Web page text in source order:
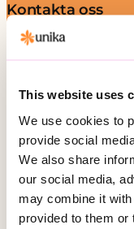
This website uses
We use cookies to
provide social
We also share
our social media,
may combine it
provided to them or
Kontakta oss
Telefon:010-161 54 51
Hälsingegatan 49
113 31 Stockholm
Postadress:
Box 3020, 103 61